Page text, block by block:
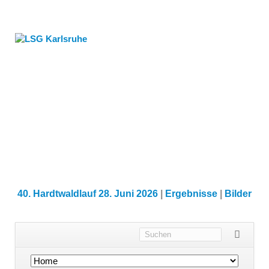
40. Hardtwaldlauf 28. Juni 2026 Ergebnisse Bilder
Navigation